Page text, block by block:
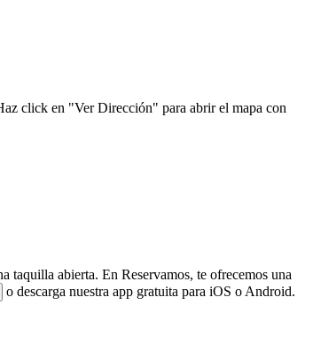
click en "Ver Dirección" para abrir el mapa con
taquilla abierta. En Reservamos, te ofrecemos una
o descarga nuestra app gratuita para iOS o Android.